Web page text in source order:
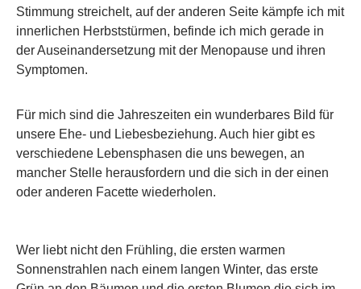
Stimmung streichelt, auf der anderen Seite kämpfe ich mit
innerlichen Herbststürmen, befinde ich mich gerade in
der Auseinandersetzung mit der Menopause und ihren
Symptomen.
Für mich sind die Jahreszeiten ein wunderbares Bild für
unsere Ehe- und Liebesbeziehung. Auch hier gibt es
verschiedene Lebensphasen die uns bewegen, an
mancher Stelle herausfordern und die sich in der einen
oder anderen Facette wiederholen.
Wer liebt nicht den Frühling, die ersten warmen
Sonnenstrahlen nach einem langen Winter, das erste